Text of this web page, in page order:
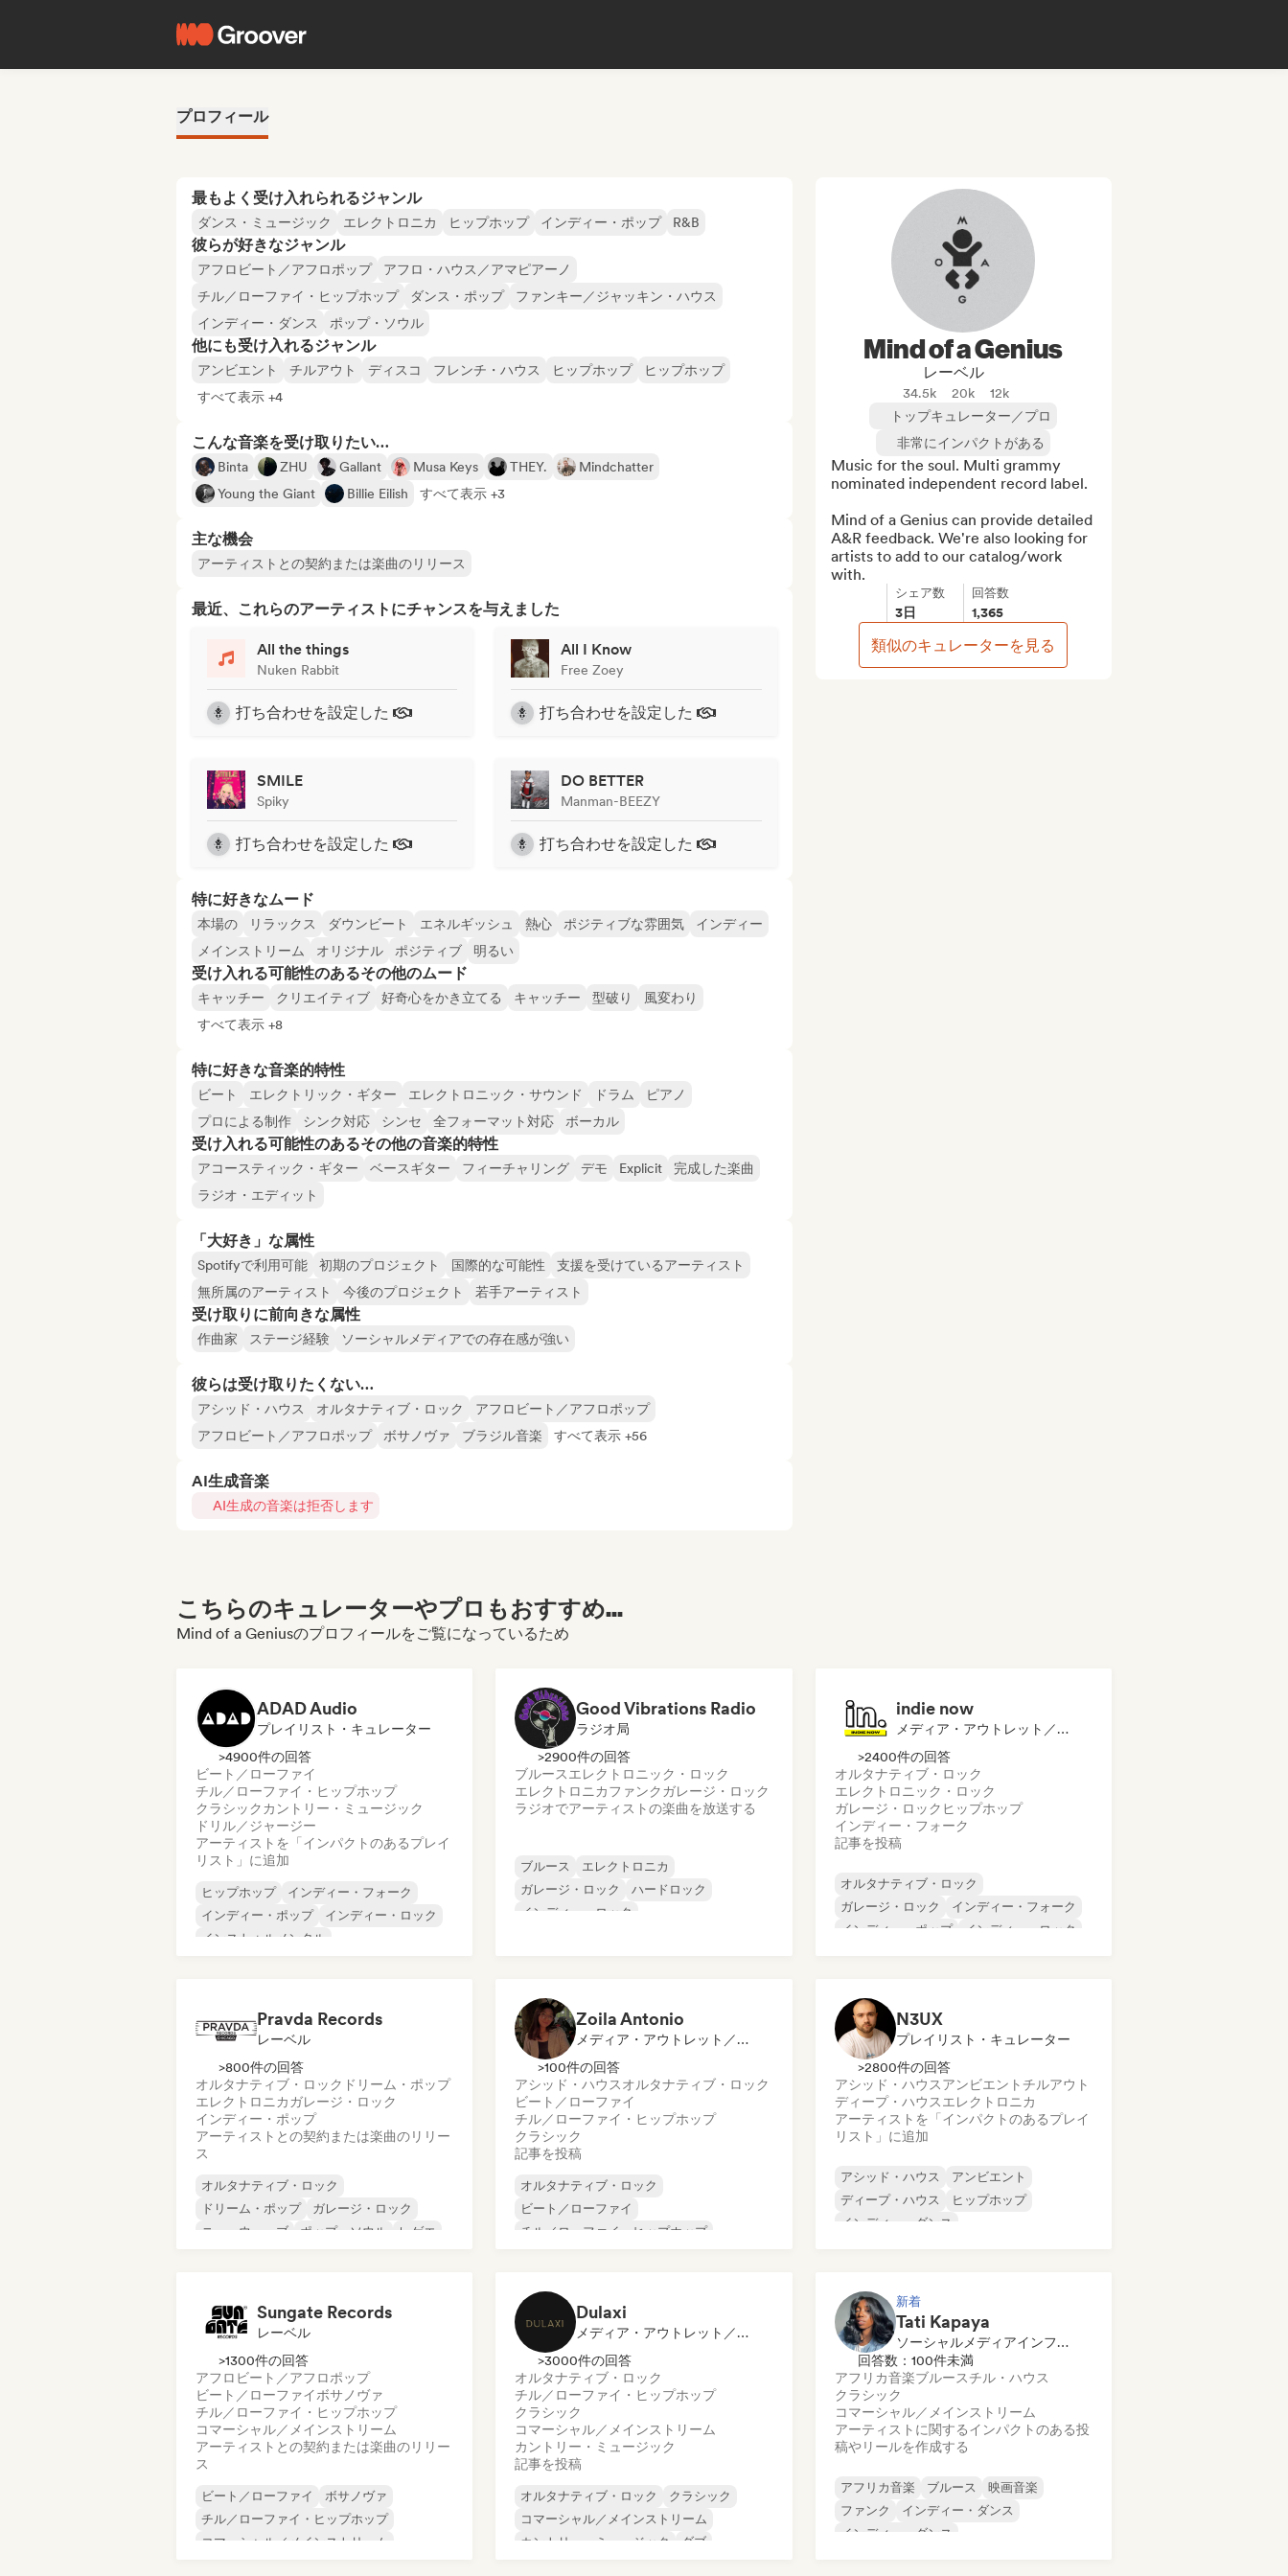
プロフィール
最もよく受け入れられるジャンル
ダンス・ミュージック エレクトロニカ ヒップホップ インディー・ポップ R&B
彼らが好きなジャンル
アフロビート／アフロポップ
アフロ・ハウス／アマピアーノ
チル／ローファイ・ヒップホップ
ダンス・ポップ
ファンキー／ジャッキン・ハウス
インディー・ダンス
ポップ・ソウル
他にも受け入れるジャンル
アンビエント チルアウト ディスコ フレンチ・ハウス ヒップホップ
ヒップホップ
すべて表示 +4
こんな音楽を受け取りたい…
Binta ZHU Gallant Musa Keys THEY.
Mindchatter
Young the Giant
Billie Eilish すべて表示 +3
主な機会
アーティストとの契約または楽曲のリリース
最近、これらのアーティストにチャンスを与えました
All the things
Nuken Rabbit
打ち合わせを設定した
All I Know
Free Zoey
打ち合わせを設定した
SMILE
Spiky
打ち合わせを設定した
DO BETTER
Manman-BEEZY
打ち合わせを設定した
特に好きなムード
本場の リラックス ダウンビート エネルギッシュ 熱心 ポジティブな雰囲気
インディー
メインストリーム
オリジナル ポジティブ 明るい
受け入れる可能性のあるその他のムード
キャッチー クリエイティブ 好奇心をかき立てる キャッチー 型破り
風変わり
すべて表示 +8
特に好きな音楽的特性
ビート エレクトリック・ギター エレクトロニック・サウンド ドラム
ピアノ
プロによる制作
シンク対応 シンセ 全フォーマット対応 ボーカル
受け入れる可能性のあるその他の音楽的特性
アコースティック・ギター ベースギター フィーチャリング デモ Explicit
完成した楽曲
ラジオ・エディット
「大好き」な属性
Spotifyで利用可能 初期のプロジェクト 国際的な可能性
支援を受けているアーティスト
無所属のアーティスト
今後のプロジェクト 若手アーティスト
受け取りに前向きな属性
作曲家 ステージ経験 ソーシャルメディアでの存在感が強い
彼らは受け取りたくない…
アシッド・ハウス オルタナティブ・ロック
アフロビート／アフロポップ
アフロビート／アフロポップ
ボサノヴァ ブラジル音楽 すべて表示 +56
AI生成音楽
AI生成の音楽は拒否します
Mind of a Genius
レーベル
34.5k 20k
12k
トップキュレーター／プロ
非常にインパクトがある
Music for the soul. Multi grammy
nominated independent record label.
Mind of a Genius can provide detailed
A&R feedback. We're also looking for
artists to add to our catalog/work
with.
シェア数
3日
回答数
1,365
類似のキュレーターを見る
こちらのキュレーターやプロもおすすめ...
Mind of a Geniusのプロフィールをご覧になっているため
ADAD Audio
プレイリスト・キュレーター
>4900件の回答
ビート／ローファイ
チル／ローファイ・ヒップホップ
クラシック カントリー・ミュージック
ドリル／ジャージー
アーティストを「インパクトのあるプレイ
リスト」に追加
ヒップホップ
インディー・フォーク
インディー・ポップ
インディー・ロック
インストゥルメンタル
Good Vibrations Radio
ラジオ局
>2900件の回答
ブルースエレクトロニック・ロック
エレクトロニカファンクガレージ・ロック
ラジオでアーティストの楽曲を放送する
ブルース
エレクトロニカ
ガレージ・ロック
ハードロック
インディー・ロック
ック
indie now
メディア・アウトレット／ジャーナリスト
>2400件の回答
オルタナティブ・ロック
エレクトロニック・ロック
ガレージ・ロック ヒップホップ
インディー・フォーク
記事を投稿
オルタナティブ・ロック
ガレージ・ロック
インディー・フォーク
インディー・ポップ
インディー・ロック
Pravda Records
レーベル
>800件の回答
オルタナティブ・ロック ドリーム・ポップ
エレクトロニカガレージ・ロック
インディー・ポップ
アーティストとの契約または楽曲のリリー
ス
オルタナティブ・ロック
ドリーム・ポップ
ガレージ・ロック
ニューウェーブ
ポップ・ソウル
レゲエ
Zoila Antonio
メディア・アウトレット／ジャーナリスト
>100件の回答
アシッド・ハウスオルタナティブ・ロック
ビート／ローファイ
チル／ローファイ・ヒップホップ
クラシック
記事を投稿
オルタナティブ・ロック
ビート／ローファイ
チル／ローファイ・ヒップホップ
ドリーム・ポップ
N3UX
プレイリスト・キュレーター
>2800件の回答
アシッド・ハウスアンビエント チルアウト
ディープ・ハウスエレクトロニカ
アーティストを「インパクトのあるプレイ
リスト」に追加
アシッド・ハウス
アンビエント
ディープ・ハウス
ヒップホップ
インディー・ダンス
オルガニック・ハウス／ダウンテンポ
Sungate Records
レーベル
>1300件の回答
アフロビート／アフロポップ
ビート／ローファイボサノヴァ
チル／ローファイ・ヒップホップ
コマーシャル／メインストリーム
アーティストとの契約または楽曲のリリー
ス
ビート／ローファイ
ボサノヴァ
チル／ローファイ・ヒップホップ
コマーシャル／メインストリーム
Dulaxi
メディア・アウトレット／ジャーナリスト
>3000件の回答
オルタナティブ・ロック
チル／ローファイ・ヒップホップ
クラシック
コマーシャル／メインストリーム
カントリー・ミュージック
記事を投稿
オルタナティブ・ロック
クラシック
コマーシャル／メインストリーム
カントリー・ミュージック
ダブ
新着
Tati Kapaya
ソーシャルメディアインフルエンサー
回答数：100件未満
アフリカ音楽ブルースチル・ハウス
クラシック
コマーシャル／メインストリーム
アーティストに関するインパクトのある投
稿やリールを作成する
アフリカ音楽 ブルース
映画音楽
ファンク
インディー・ダンス
インディー・ダンス